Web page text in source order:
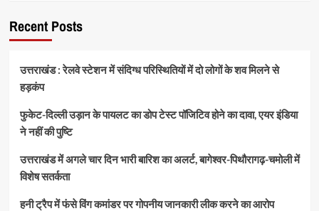
Recent Posts
उत्तराखंड : रेलवे स्टेशन में संदिग्ध परिस्थितियों में दो लोगों के शव मिलने से
हड़कंप
फुकेट-दिल्ली उड़ान के पायलट का डोप टेस्ट पॉजिटिव होने का दावा, एयर इंडिया
ने नहीं की पुष्टि
उत्तराखंड में अगले चार दिन भारी बारिश का अलर्ट, बागेश्वर-पिथौरागढ़-चमोली में
विशेष सतर्कता
हनी ट्रैप में फंसे विंग कमांडर पर गोपनीय जानकारी लीक करने का आरोप